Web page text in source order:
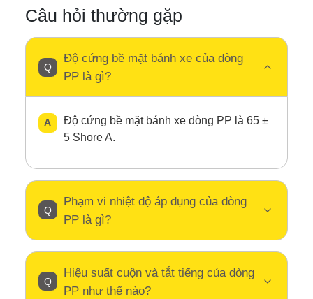
Câu hỏi thường gặp
Độ cứng bề mặt bánh xe của dòng
PP là gì?
Độ cứng bề mặt bánh xe dòng PP là 65 ±
5 Shore A.
Phạm vi nhiệt độ áp dụng của dòng
PP là gì?
Hiệu suất cuộn và tắt tiếng của dòng
PP như thế nào?